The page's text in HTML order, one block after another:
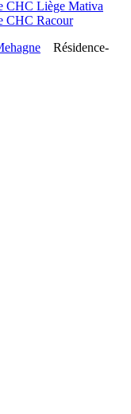
CHC Liège Mativa
CHC Racour
Résidence-